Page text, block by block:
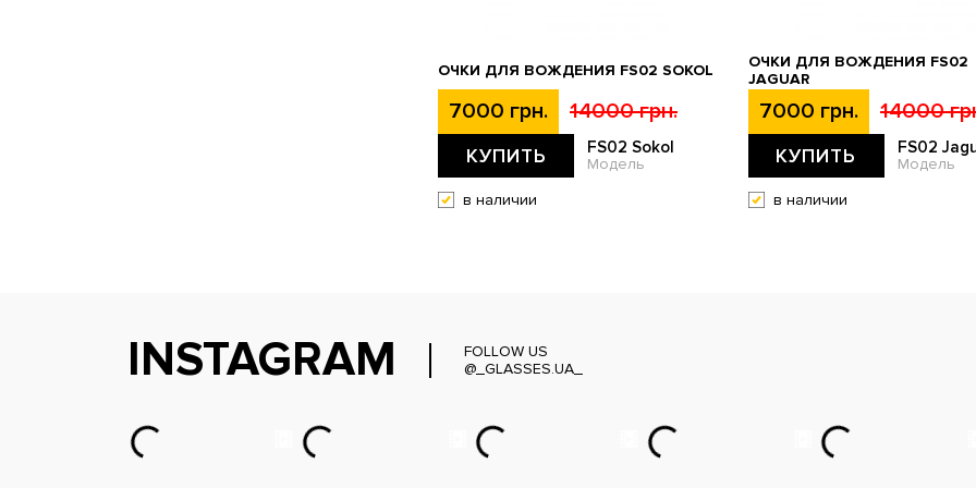
ОЧКИ ДЛЯ ВОЖДЕНИЯ FS02 SOKOL
7000 грн. 14000 грн.
КУПИТЬ FS02 Sokol
Модель
в наличии
ОЧКИ ДЛЯ ВОЖДЕНИЯ FS02
JAGUAR
7000 грн. 14000
КУПИТЬ FS02
Модель
в наличии
INSTAGRAM
FOLLOW US
@_GLASSES.UA_